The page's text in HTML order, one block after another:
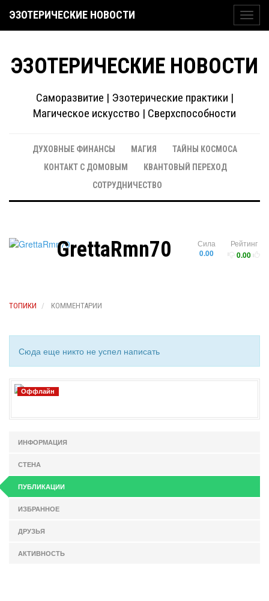
ЭЗОТЕРИЧЕСКИЕ НОВОСТИ
ЭЗОТЕРИЧЕСКИЕ НОВОСТИ
Саморазвитие | Эзотерические практики |
Магическое искусство | Сверхспособности
ДУХОВНЫЕ ФИНАНСЫ МАГИЯ
ТАЙНЫ КОСМОСА
КОНТАКТ С ДОМОВЫМ
КВАНТОВЫЙ ПЕРЕХОД
СОТРУДНИЧЕСТВО
Рейтинг
0.00
Сила
0.00
GrettaRmn70
ТОПИКИ КОММЕНТАРИИ
Сюда еще никто не успел написать
Оффлайн
ИНФОРМАЦИЯ
СТЕНА
ПУБЛИКАЦИИ
ИЗБРАННОЕ
ДРУЗЬЯ
АКТИВНОСТЬ